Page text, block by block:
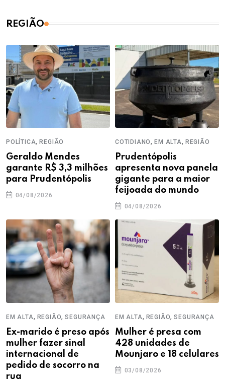
REGIÃO
POLÍTICA,REGIÃO
Geraldo Mendes
garante R$ 3,3 milhões
para Prudentópolis
04/08/2026
COTIDIANO,EM ALTA, REGIÃO
Prudentópolis
apresenta nova panela
gigante para a maior
feijoada do mundo
04/08/2026
EM ALTA, REGIÃO,SEGURANÇA
Ex-marido é preso após
mulher fazer sinal
internacional de
pedido de socorro na
rua
EM ALTA, REGIÃO,SEGURANÇA
Mulher é presa com
428 unidades de
Mounjaro e 18 celulares
03/08/2026